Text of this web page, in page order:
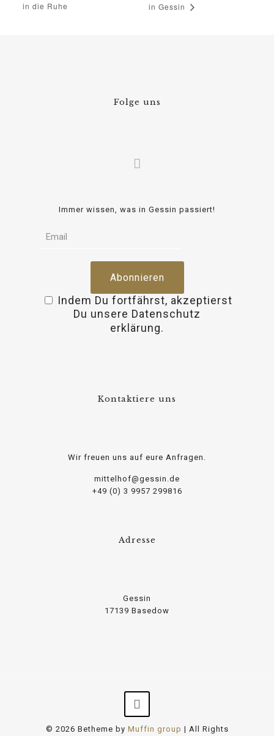
in die Ruhe
in Gessin
Folge uns
Immer wissen, was in Gessin passiert!
Indem Du fortfährst, akzeptierst
Du unsere Datenschutz
relaisvih12
erklärung.
Kontaktiere uns
Wir freuen uns auf eure Anfragen.
mittelhof@gessin.de
+49 (0) 3 9957 299816
Adresse
Gessin
17139 Basedow
© 2026 Betheme by Muffin group | All Rights